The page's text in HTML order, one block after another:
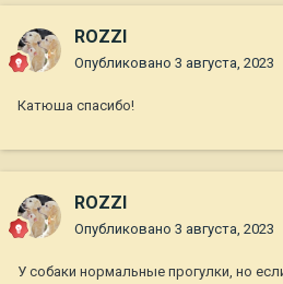
ROZZI
Опубликовано 3 августа, 2023
Катюша спасибо!
ROZZI
Опубликовано 3 августа, 2023
У собаки нормальные прогулки, но